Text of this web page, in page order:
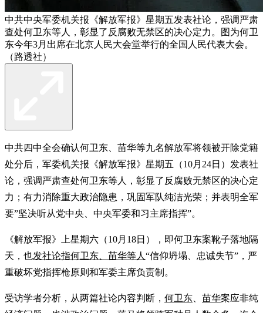
中共中央军委机关报《解放军报》星期五发表社论，强调严肃
查处何卫东等人，彰显了反腐败无禁区的决心定力。图为何卫
东今年3月出席在北京人民大会堂举行的全国人民代表大会。
（路透社）
中共四中全会确认何卫东、苗华等九名解放军将领被开除党籍
处分后，军委机关报《解放军报》星期五（10月24日）发表社
论，强调严肃查处何卫东等人，彰显了反腐败无禁区的决心定
力；有力消除重大政治隐患，巩固军队纯洁光荣；并表明全军
要”坚决听从党中央、中央军委和习主席指挥”。
《解放军报》上星期六（10月18日），即何卫东案靴子落地隔
天，也发社论指何卫东、苗华等人 “信仰坍塌、忠诚失节”，严
重破坏党指挥枪原则和军委主席负责制。
受访学者分析，从两篇社论内容判断， 何卫东 苗华案应非纯